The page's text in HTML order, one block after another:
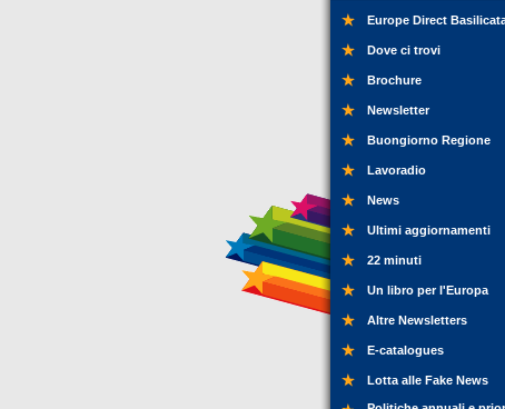
Europe Direct
Dove ci trovi
Brochure
Newsletter
Buongiorno Regione
Lavoradio
News
Ultimi aggiornamenti
22 minuti
Un libro per l'Europa
Altre Newsletters
E-catalogues
Lotta alle Fake News